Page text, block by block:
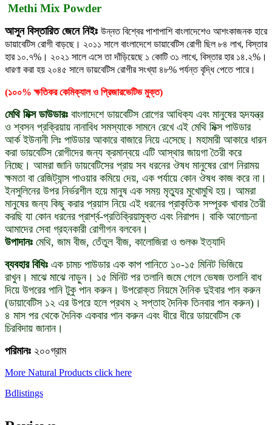
Methi Mix Powder
আসুন বিস্তারিত জেনে নিইঃ উন্নত বিশ্বের পাশাপাশি বাংলাদেশেও আশংকাজনক হারে
ডায়াবেটিস রোগী বাড়ছে। ২০১১ সালে বাংলাদেশে ডায়াবেটিস রোগী ছিল ৮৪ লাখ, বিস্তার
হার ১০.৭%। ২০২১ সালে এসে তা দাঁড়িয়েছে ১ কোটি ৩১ লাখে, বিস্তার হার ১৪.২%।
ধারণা করা হয় ২০৪৫ সালে ডায়বেটিস রোগীর সংখ্যা ৪৮% পর্যন্ত বৃদ্ধি পেতে পারে।
(১০০% ক্ষতিকর কেমিক্যাল ও প্রিজারভেটিভ মুক্ত)
মেথি মিক্স ডাউডারঃ বাংলাদেশে ডায়বেটিস রোগের আধিক্য এবং মানুষের হৃদযন্ত্র
ও শ্বসন প্রক্রিয়ায় নানাবিধ সমস্যাকে সামনে রেখে এই মেথি মিক্স পাউডার
আর্ক ইউনানী লিঃ পাউডার আকারে বাজারে নিয়ে এসেছে। মহামারী আকারে ধারন
করা ডায়বেটিস রোগীদের জন্য ক্রমান্বয়ে এটি আস্থার জায়গা তৈরী করে
নিচ্ছে। আমরা জানি ডায়বেটিসের প্রায় সব ধরনের ঔষধ মানুষের রোগ নিরাময়
ক্ষমতা বা রেজিট্যান্স পাওয়ার কমিয়ে দেয়, এক পর্যায়ে কোন ঔষধ কাজ করে না।
ইনসুলিনের উপর নির্ভরশীল হয়ে মানুষ এক সময় মৃত্যুর মুখোমুখি হয়। আমরা
মানুষের জন্য কিছু করার প্রয়াস নিয়ে এই ধরনের প্রাকৃতিক সম্পূরক খাবার তৈরী
করছি যা কোন ধরনের প্রার্শ্ব-প্রতিক্রিয়ামুক্ত এবং নিরাপদ। বাকি আলোচনা
আমাদের সেবা গ্রহনকারী রোগীগন বলবেন।
উপাদানঃ মেথি, জাম বীজ, তেঁতুল বীজ, কালোজিরা ও গুলঞ্চ ইত্যাদি
ব্যবহার বিধিঃ এক চামচ পাউডার এক কাপ পানিতে ১০-১৫ মিনিট ভিজিয়ে
রাখুন। মাঝে মাঝে নাড়ুন। ১৫ মিনিট পর তলানি জমে গেলে ভেষজ তলানি বাধ
দিয়ে উপরের পানি টুকু পান করুন। উপরোক্ত নিয়মে দৈনিক দুইবার পান করুন
(ডায়াবেটিস ১২ এর উপরে হলে প্রথম ২ সপ্তাহ দৈনিক তিনবার পান করুন)।
৪ মাস পর থেকে দৈনিক একবার পান করুন এবং ধীরে ধীরে ডায়বেটিস কে
চিরবিদায় জানান।
পরিমানঃ ২০০গ্রাম
More Natural Products click here
Bdlistings